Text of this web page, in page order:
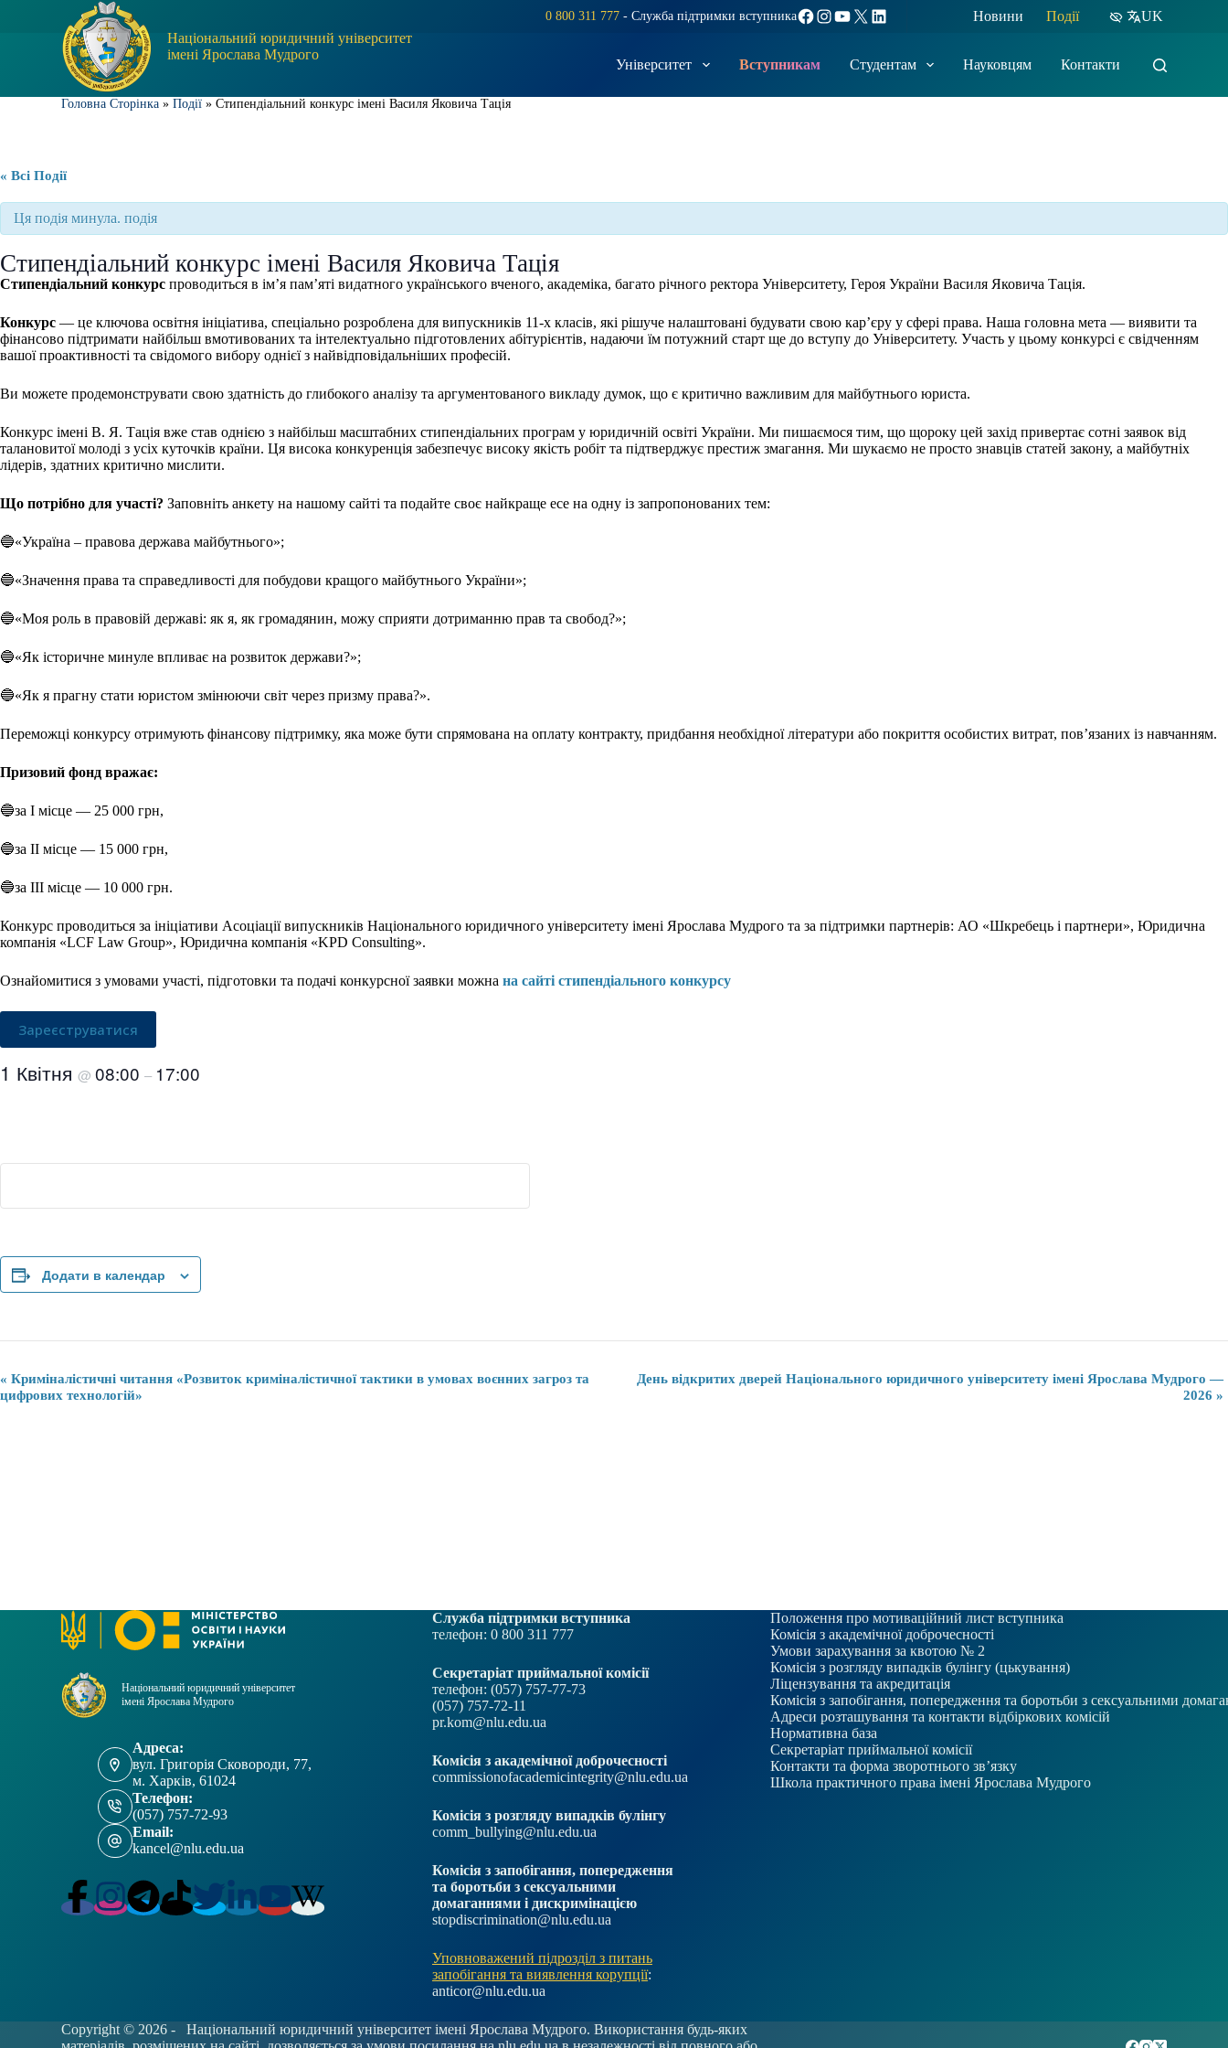
т
м
с
т
0 800 311 777- Служба підтримки вступникаFacebook
Instagram
YouTube
X LinkedIn Новини Події
UK
Національний юридичний університет
імені Ярослава Мудрого
Університет Вступникам Студентам Науковцям Контакти
Головна Сторінка »Події »Стипендіальний конкурс імені Василя Яковича Тація
« Всі Події
Ця подія минула. подія
Стипендіальний конкурс імені Василя Яковича Тація
Стипендіальний конкурс проводиться в ім’я пам’яті видатного українського вченого, академіка, багато річного ректора Університету, Героя України Василя Яковича Тація.
Конкурс — це ключова освітня ініціатива, спеціально розроблена для випускників 11-х класів, які рішуче налаштовані будувати свою кар’єру у сфері права. Наша головна мета — виявити та
фінансово підтримати найбільш вмотивованих та інтелектуально підготовлених абітурієнтів, надаючи їм потужний старт ще до вступу до Університету. Участь у цьому конкурсі є свідченням
вашої проактивності та свідомого вибору однієї з найвідповідальніших професій.
Ви можете продемонструвати свою здатність до глибокого аналізу та аргументованого викладу думок, що є критично важливим для майбутнього юриста.
Конкурс імені В. Я. Тація вже став однією з найбільш масштабних стипендіальних програм у юридичній освіті України. Ми пишаємося тим, що щороку цей захід привертає сотні заявок від
талановитої молоді з усіх куточків країни. Ця висока конкуренція забезпечує високу якість робіт та підтверджує престиж змагання. Ми шукаємо не просто знавців статей закону, а майбутніх
лідерів, здатних критично мислити.
Що потрібно для участі? Заповніть анкету на нашому сайті та подайте своє найкраще есе на одну із запропонованих тем:
🔵«Україна – правова держава майбутнього»;
🔵«Значення права та справедливості для побудови кращого майбутнього України»;
🔵«Моя роль в правовій державі: як я, як громадянин, можу сприяти дотриманню прав та свобод?»;
🔵«Як історичне минуле впливає на розвиток держави?»;
🔵«Як я прагну стати юристом змінюючи світ через призму права?».
Переможці конкурсу отримують фінансову підтримку, яка може бути спрямована на оплату контракту, придбання необхідної літератури або покриття особистих витрат, пов’язаних із навчанням.
Призовий фонд вражає:
🔵за І місце — 25 000 грн,
🔵за ІІ місце — 15 000 грн,
🔵за ІІІ місце — 10 000 грн.
Конкурс проводиться за ініціативи Асоціації випускників Національного юридичного університету імені Ярослава Мудрого та за підтримки партнерів: АО «Шкребець і партнери», Юридична
компанія «LCF Law Group», Юридична компанія «KPD Consulting».
Ознайомитися з умовами участі, підготовки та подачі конкурсної заявки можна на сайті стипендіального конкурсу
Зареєструватися
1 Квітня @ 08:00 – 17:00
Додати в календар
П
о
« Криміналістичні читання «Розвиток криміналістичної тактики в умовах воєнних загроз та
цифрових технологій»
День відкритих дверей Національного юридичного університету імені Ярослава Мудрого —
2026 »
Національний юридичний університет
імені Ярослава Мудрого
Адреса:
вул. Григорія Сковороди, 77,
м. Харків, 61024
Телефон:
(057) 757-72-93
Email:
kancel@nlu.edu.ua
Служба підтримки вступника
телефон: 0 800 311 777
Секретаріат приймальної комісії
телефон: (057) 757-77-73
(057) 757-72-11
pr.kom@nlu.edu.ua
Комісія з академічної доброчесності
commissionofacademicintegrity@nlu.edu.ua
Комісія з розгляду випадків булінгу
comm_bullying@nlu.edu.ua
Комісія з запобігання, попередження
та боротьби з сексуальними
домаганнями і дискримінацією
stopdiscrimination@nlu.edu.ua
Уповноважений підрозділ з питань
запобігання та виявлення корупції:
anticor@nlu.edu.ua
Положення про мотиваційний лист вступника
Комісія з академічної доброчесності
Умови зарахування за квотою № 2
Комісія з розгляду випадків булінгу (цькування)
Ліцензування та акредитація
Комісія з запобігання, попередження та боротьби з сексуальними
Адреси розташування та контакти відбіркових комісій
Нормативна база
Секретаріат приймальної комісії
Контакти та форма зворотнього зв’язку
Школа практичного права імені Ярослава Мудрого
Copyright © 2026 -Національний юридичний університет імені Ярослава Мудрого. Використання будь-яких